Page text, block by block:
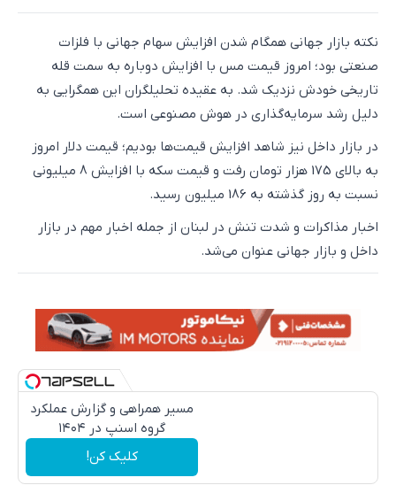
نکته بازار جهانی همگام شدن افزایش سهام جهانی با فلزات
صنعتی بود؛ امروز قیمت مس با افزایش دوباره به سمت قله
تاریخی خودش نزدیک شد. به عقیده تحلیلگران این همگرایی به
دلیل رشد سرمایه‌گذاری در هوش مصنوعی است.
در بازار داخل نیز شاهد افزایش قیمت‌ها بودیم؛ قیمت دلار امروز
به بالای 175 هزار تومان رفت و قیمت سکه با افزایش 8 میلیونی
نسبت به روز گذشته به 186 میلیون رسید.
اخبار مذاکرات و شدت تنش در لبنان از جمله اخبار مهم در بازار
داخل و بازار جهانی عنوان می‌شد.
مسیر همراهی و گزارش عملکرد
گروه اسنپ در ۱۴۰۴
کلیک کن!